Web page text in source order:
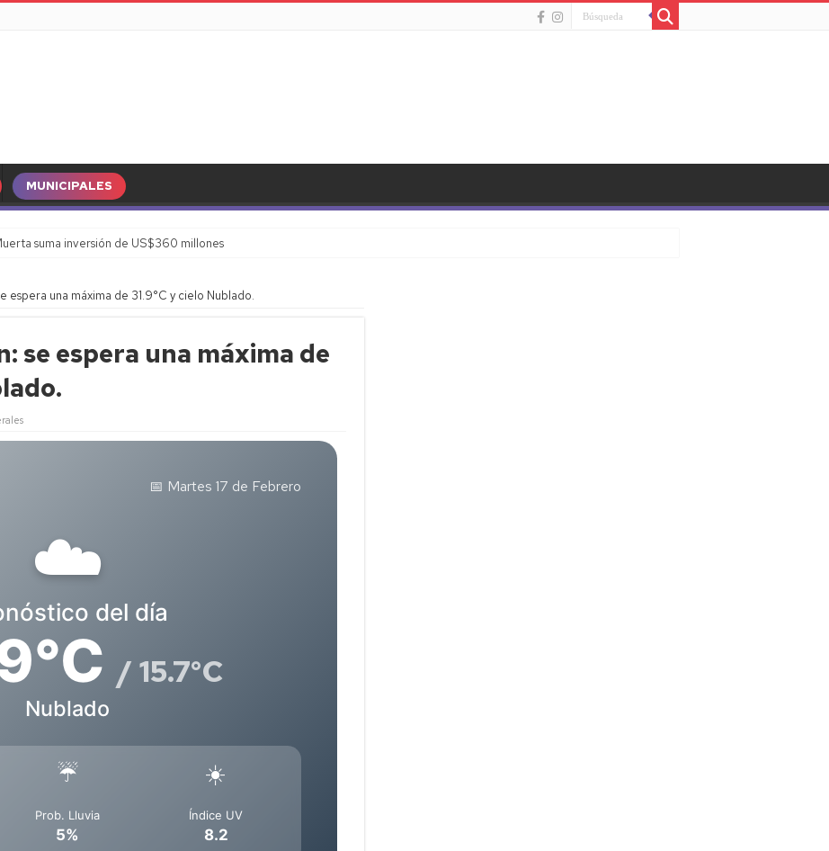
MUNICIPALES
suma inversión de US$360 millones
espera una máxima de 31.9°C y cielo Nublado.
se espera una máxima de
📅 Martes 17 de Febrero
☁️
del día
/ 15.7°C
Nublado
☔
Prob. Lluvia
5%
☀️
Índice UV
8.2